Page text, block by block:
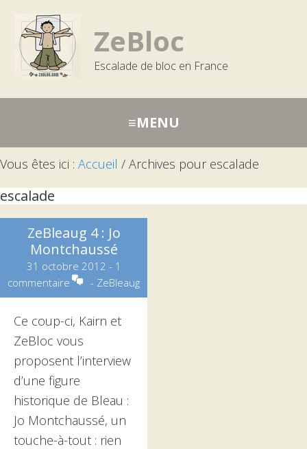
navigation
contenu
barre
ZeBloc
Escalade de bloc en France
Vous êtes ici : Accueil / Archives pour escalade
escalade
ZeBleaug 4 : Jo
Montchaussé
31 octobre 2012 - 1
commentaire
- ZeBleaug
Ce coup-ci, Kairn et
ZeBloc vous
proposent l’interview
d’une figure
historique de Bleau :
Jo Montchaussé, un
touche-à-tout : rien